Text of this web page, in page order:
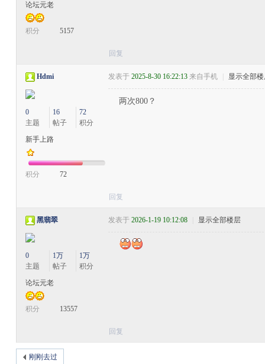
论坛元老
积分 5157
回复
Hdmi
0
主题
16
帖子
72
积分
新手上路
积分 72
发表于 2025-8-30 16:22:13 来自手机 显示全部
两次800？
回复
黑翡翠
0
主题
1万
帖子
1万
积分
论坛元老
积分 13557
发表于 2026-1-19 10:12:08 显示全部楼层
回复
刚刚去过